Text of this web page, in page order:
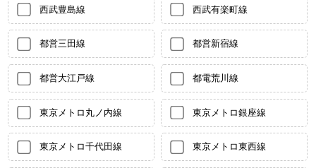
西武豊島線 西武有楽町線
都営三田線 都営新宿線
都営大江戸線 都電荒川線
東京メトロ丸ノ内線 東京メトロ銀座線
東京メトロ千代田線 東京メトロ東西線